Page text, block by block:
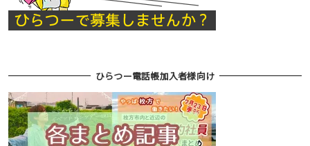
ひらつー電話帳加入者様向け